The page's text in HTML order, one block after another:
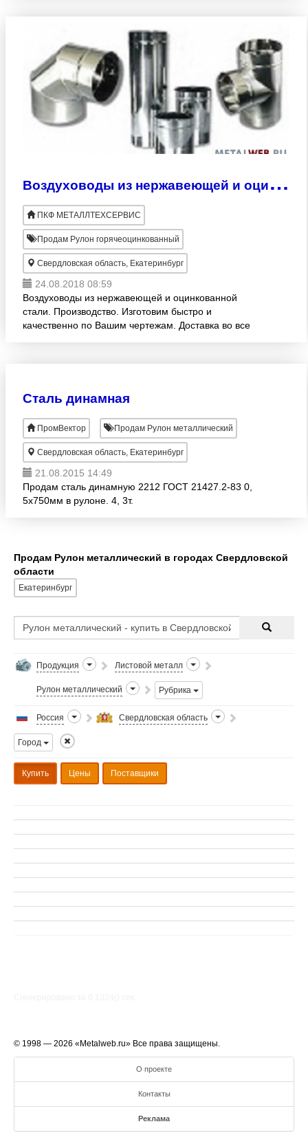
В
оздуховоды из нержавеющей и оцинкованной стали. Производство.
ПКФ МЕТАЛЛТЕХСЕРВИС
Продам Рулон горячеоцинкованный
Свердловская область, Екатеринбург
24.08.2018 08:59
Воздуховоды из нержавеющей и оцинкованной
стали. Производство. Изготовим быстро и
качественно по Вашим чертежам. Доставка во все
Сталь динамная
ПромВектор Продам Рулон металлический
Свердловская область, Екатеринбург
21.08.2015 14:49
Продам сталь динамную 2212 ГОСТ 21427.2-83 0,
5х750мм в рулоне. 4, 3т.
Продам Рулон металлический в городах Свердловской
области
Екатеринбург
Продукция Листовой металл
Рулон металлический Рубрика
Россия Свердловская область
Город
Купить Цены Поставщики
© 1998 — 2026 «Metalweb.ru» Все права защищены.
О проекте
Контакты
Реклама